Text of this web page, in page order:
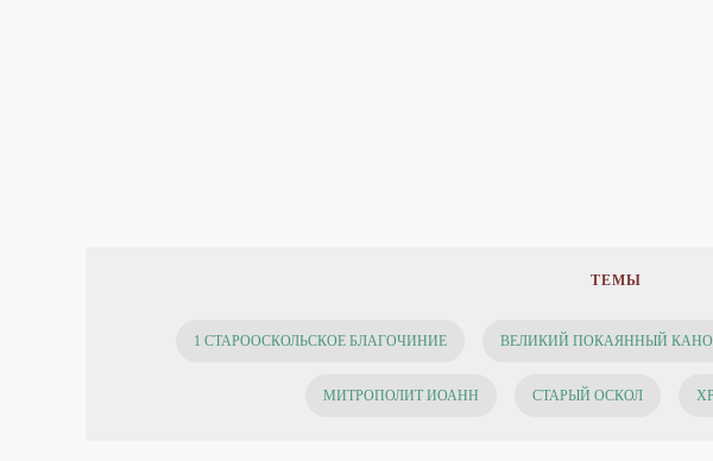
ТЕМЫ
1 СТАРООСКОЛЬСКОЕ БЛАГОЧИНИЕ ВЕЛИКИЙ ПОКАЯННЫЙ
МИТРОПОЛИТ ИОАНН СТАРЫЙ ОСКОЛ